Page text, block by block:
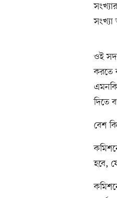
ওই
করতে
দিতে
বেশ
হবে,